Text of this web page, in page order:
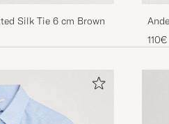
C GEKAUFT AM AUF
Silk Tie 6 cm Brown
110€